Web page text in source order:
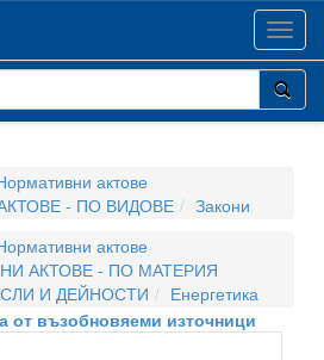
актове
- ПО ВИДОВЕ
Закони
актове
АКТОВЕ - ПО МАТЕРИЯ
И ДЕЙНОСТИ
Енергетика
от възобновяеми източници